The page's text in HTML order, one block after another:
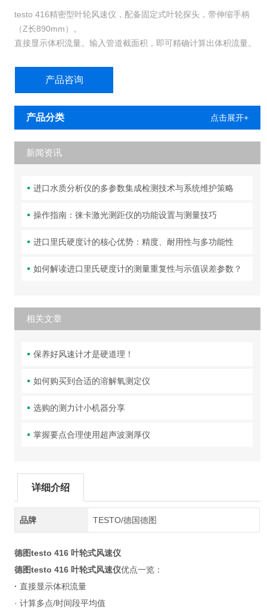
testo 416精密型叶轮风速仪，配备固定式叶轮探头，带伸缩手柄
（Z长890mm）。
直接显示体积流量。输入管道截面积，即可精确计算出体积流量。
产品咨询
产品分类 点击展开+
新闻资讯
进口水质分析仪的多参数集成检测技术与系统维护策略
操作指南：徕卡激光测距仪的功能设置与测量技巧
进口里氏硬度计的核心优势：精度、耐用性与多功能性
如何解读进口里氏硬度计的测量重复性与示值误差参数？
相关文章
保养好风速计才是硬道理！
如何购买到合适的溶解氧测定仪
选购的测力计小机器分享
掌握要点合理使用超声波测厚仪
详细介绍
品牌 TESTO/德国德图
德图testo 416 叶轮式风速仪
德图testo 416 叶轮式风速仪优点一览：
· 直接显示体积流量
· 计算多点/时间段平均值